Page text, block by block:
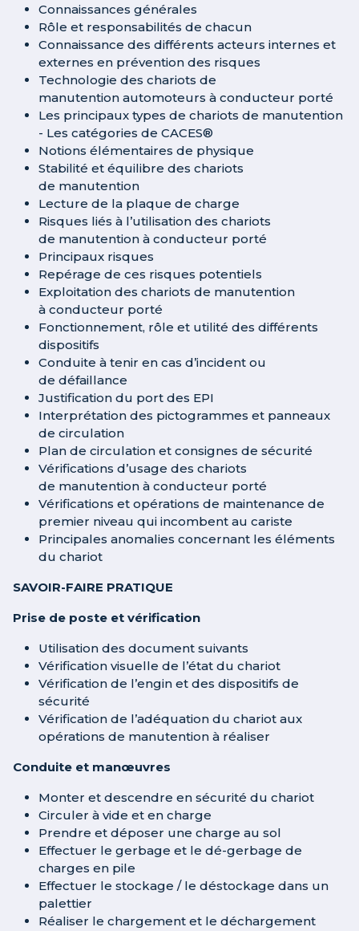
Connaissances générales
Rôle et responsabilités de chacun
Connaissance des différents acteurs internes et
externes en prévention des risques
Technologie des chariots de
manutention automoteurs à conducteur porté
Les principaux types de chariots de manutention
- Les catégories de CACES®
Notions élémentaires de physique
Stabilité et équilibre des chariots
de manutention
Lecture de la plaque de charge
Risques liés à l’utilisation des chariots
de manutention à conducteur porté
Principaux risques
Repérage de ces risques potentiels
Exploitation des chariots de manutention
à conducteur porté
Fonctionnement, rôle et utilité des différents
dispositifs
Conduite à tenir en cas d’incident ou
de défaillance
Justification du port des EPI
Interprétation des pictogrammes et panneaux
de circulation
Plan de circulation et consignes de sécurité
Vérifications d’usage des chariots
de manutention à conducteur porté
Vérifications et opérations de maintenance de
premier niveau qui incombent au cariste
Principales anomalies concernant les éléments
du chariot
SAVOIR-FAIRE PRATIQUE
Prise de poste et vérification
Utilisation des document suivants
Vérification visuelle de l’état du chariot
Vérification de l’engin et des dispositifs de
sécurité
Vérification de l’adéquation du chariot aux
opérations de manutention à réaliser
Conduite et manœuvres
Monter et descendre en sécurité du chariot
Circuler à vide et en charge
Prendre et déposer une charge au sol
Effectuer le gerbage et le dé-gerbage de
charges en pile
Effectuer le stockage / le déstockage dans un
palettier
Réaliser le chargement et le déchargement